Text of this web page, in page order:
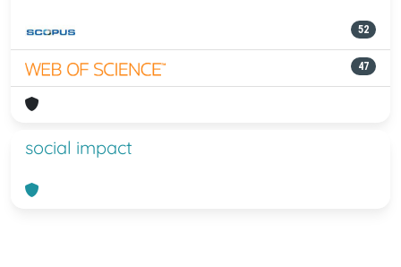
52
47
social impact